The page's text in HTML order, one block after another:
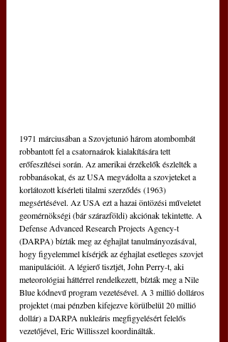
1971 márciusában a Szovjetunió három atombombát
robbantott fel a csatornaárok kialakítására tett
erőfeszítései során. Az amerikai érzékelők észlelték a
robbanásokat, és az USA megvádolta a szovjeteket a
korlátozott kísérleti tilalmi szerződés (1963)
megsértésével. Az USA ezt a hazai öntözési műveletet
geomérnökségi (bár szárazföldi) akciónak tekintette. A
Defense Advanced Research Projects Agency-t
(DARPA) bízták meg az éghajlat tanulmányozásával,
hogy figyelemmel kísérjék az éghajlat esetleges szovjet
manipulációit. A légierő tisztjét, John Perry-t, aki
meteorológiai háttérrel rendelkezett, bízták meg a Nile
Blue kódnevű program vezetésével. A 3 millió dolláros
projektet (mai pénzben kifejezve körülbelül 20 millió
dollár) a DARPA nukleáris megfigyelésért felelős
vezetőjével, Eric Willisszel koordinálták.